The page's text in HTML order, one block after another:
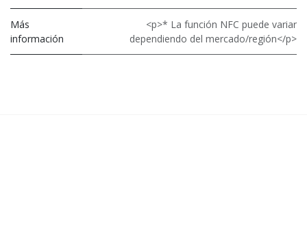
Más
información
<p>* La función NFC puede variar
dependiendo del mercado/región</p>